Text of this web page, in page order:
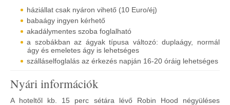
háziállat csak nyáron vihető (10 Euro/éj)
babaágy ingyen kérhető
akadálymentes szoba foglalható
a szobákban az ágyak típusa változó: duplaágy, normál
ágy és emeletes ágy is lehetséges
szálláselfoglalás az érkezés napján 16-20 óráig lehetséges
Nyári információk
A hoteltől kb. 15 perc sétára lévő Robin Hood négyüléses